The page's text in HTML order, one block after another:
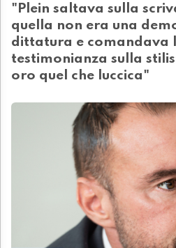
"Plein saltava sulla
quella non era una
dittatura e comandava
testimonianza sulla
oro quel che luccica"